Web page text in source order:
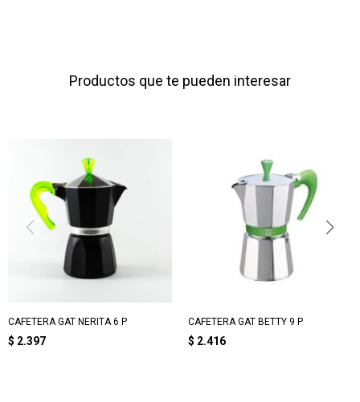
Productos que te pueden interesar
CAFETERA GAT NERITA 6 P
$ 2.397
CAFETERA GAT BETTY 9 P
$ 2.416